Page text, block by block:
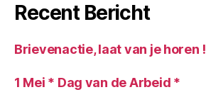
Recent Bericht
Brievenactie, laat van je horen !
1 Mei * Dag van de Arbeid *